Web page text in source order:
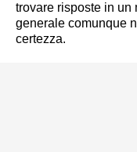
trovare risposte in un
generale comunque
certezza.